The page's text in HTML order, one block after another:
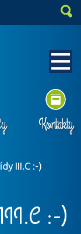
Kontakty
III.C :-)
III.C :-)